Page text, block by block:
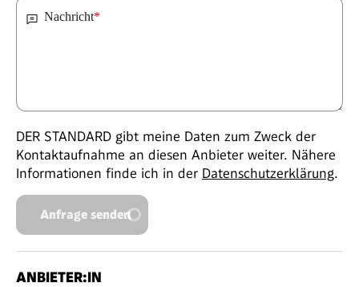
Nachricht*
DER STANDARD gibt meine Daten zum Zweck der
Kontaktaufnahme an diesen Anbieter weiter. Nähere
Informationen finde ich in der Datenschutzerklärung.
Anfrage senden
ANBIETER:IN